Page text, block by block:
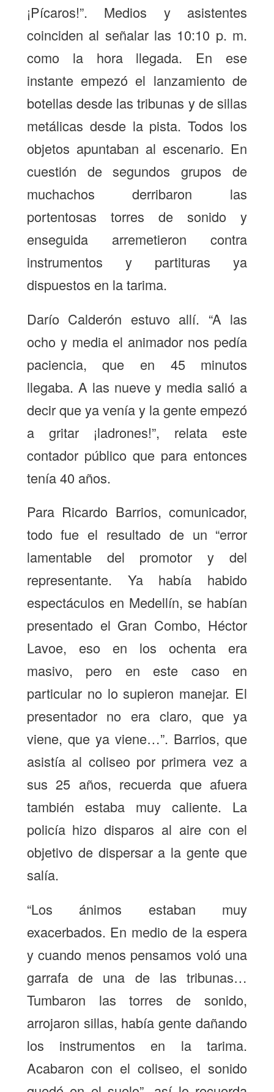
¡Pícaros!”. Medios y asistentes
coinciden al señalar las 10:10 p. m.
como la hora llegada. En ese
instante empezó el lanzamiento de
botellas desde las tribunas y de sillas
metálicas desde la pista. Todos los
objetos apuntaban al escenario. En
cuestión de segundos grupos de
muchachos derribaron las
portentosas torres de sonido y
enseguida arremetieron contra
instrumentos y partituras ya
dispuestos en la tarima.
Darío Calderón estuvo allí. “A las
ocho y media el animador nos pedía
paciencia, que en 45 minutos
llegaba. A las nueve y media salió a
decir que ya venía y la gente empezó
a gritar ¡ladrones!”, relata este
contador público que para entonces
tenía 40 años.
Para Ricardo Barrios, comunicador,
todo fue el resultado de un “error
lamentable del promotor y del
representante. Ya había habido
espectáculos en Medellín, se habían
presentado el Gran Combo, Héctor
Lavoe, eso en los ochenta era
masivo, pero en este caso en
particular no lo supieron manejar. El
presentador no era claro, que ya
viene, que ya viene…”. Barrios, que
asistía al coliseo por primera vez a
sus 25 años, recuerda que afuera
también estaba muy caliente. La
policía hizo disparos al aire con el
objetivo de dispersar a la gente que
salía.
“Los ánimos estaban muy
exacerbados. En medio de la espera
y cuando menos pensamos voló una
garrafa de una de las tribunas…
Tumbaron las torres de sonido,
arrojaron sillas, había gente dañando
los instrumentos en la tarima.
Acabaron con el coliseo, el sonido